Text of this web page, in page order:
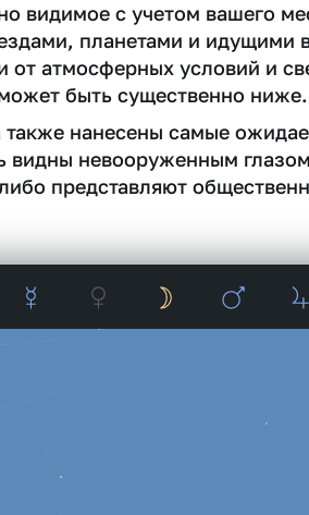
видимое c учетом вашего
планетами и идущими
атмосферных условий и
быть существенно ниже.
также нанесены самые
видны невооруженным
представляют